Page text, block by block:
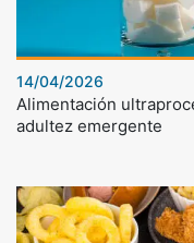
14/04/2026
Alimentación
adultez emergente